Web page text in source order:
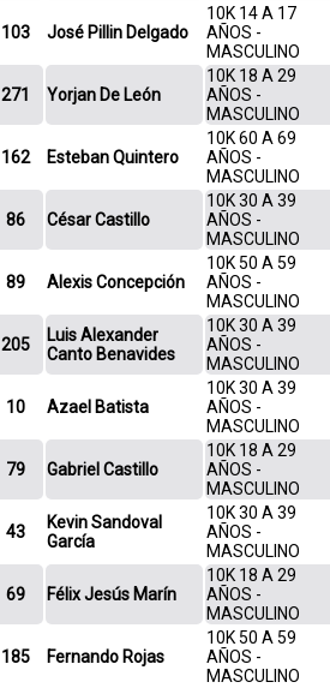
103 José Pillin Delgado
10K 14 A 17
AÑOS -
MASCULINO
271 Yorjan De León
10K 18 A 29
AÑOS -
MASCULINO
162 Esteban Quintero
10K 60 A 69
AÑOS -
MASCULINO
86 César Castillo
10K 30 A 39
AÑOS -
MASCULINO
89 Alexis Concepción
10K 50 A 59
AÑOS -
MASCULINO
205
Luis Alexander
Canto Benavides
10K 30 A 39
AÑOS -
MASCULINO
10 Azael Batista
10K 30 A 39
AÑOS -
MASCULINO
79 Gabriel Castillo
10K 18 A 29
AÑOS -
MASCULINO
43
Kevin Sandoval
García
10K 30 A 39
AÑOS -
MASCULINO
69 Félix Jesús Marín
10K 18 A 29
AÑOS -
MASCULINO
185 Fernando Rojas
10K 50 A 59
AÑOS -
MASCULINO